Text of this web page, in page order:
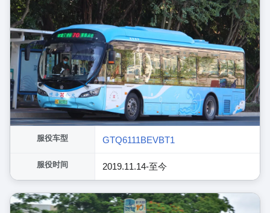
服役车型 GTQ6111BEVBT1
服役时间 2019.11.14-至今